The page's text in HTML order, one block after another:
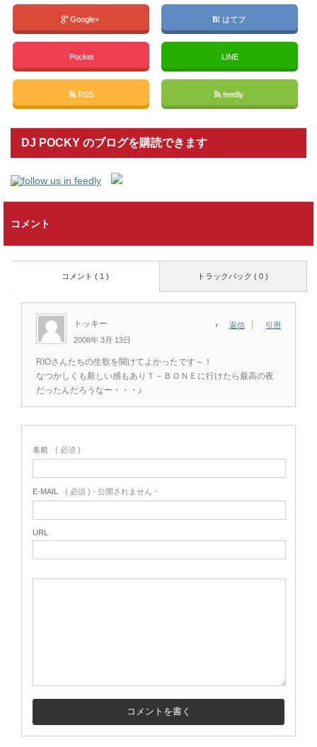
Google+ はてブ
Pocket LINE
RSS feedly
DJ POCKY のブログを購読できます
コメント
トラックバック ( 0 )
コメント ( 1 )
トッキー
2008年 3月 13日
返信 引用
RIOさんたちの生歌を聞けてよかったです～！
なつかしくも新しい感もありＴ－ＢＯＮＥに行けたら最高の夜
だったんだろうなー・・・♪
名前 ( 必須 )
E-MAIL ( 必須 ) - 公開されません -
URL